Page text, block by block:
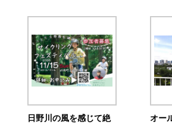
日野川の風を感じて絶
オー